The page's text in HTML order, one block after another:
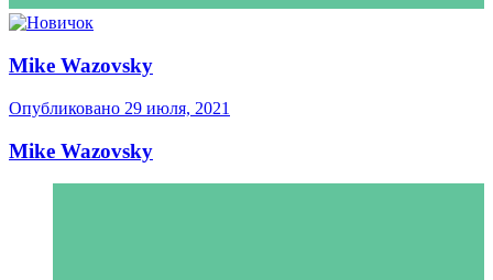
Mike Wazovsky
Опубликовано 29 июля, 2021
Mike Wazovsky